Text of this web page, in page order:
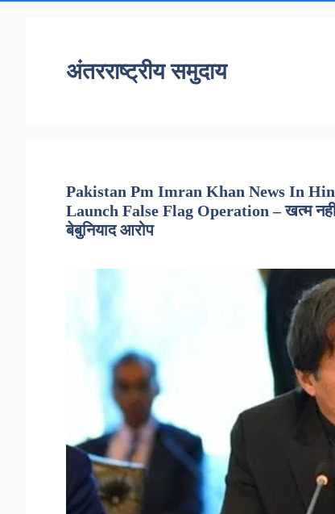
अंतरराष्ट्रीय समुदाय
Pakistan Pm Imran Khan News In
Launch False Flag Operation – खत्म नहीं
बेबुनियाद आरोप